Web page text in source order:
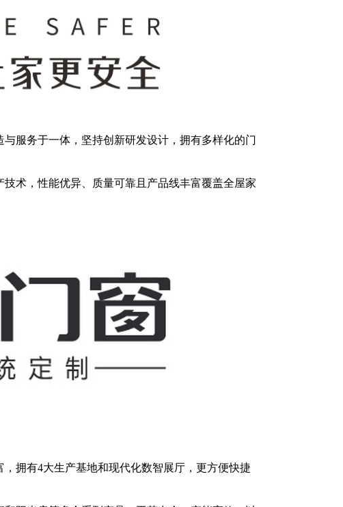
服务于一体，坚持创新研发设计，拥有多样化的门
术，性能优异、质量可靠且产品线丰富覆盖全屋家
拥有4大生产基地和现代化数智展厅，更方便快捷